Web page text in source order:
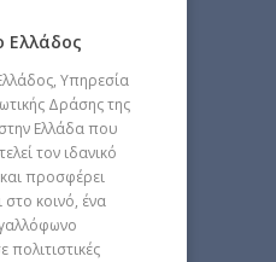
Ελλάδος
Υπηρεσία
Δράσης της
Ελλάδα που
τον ιδανικό
προσφέρει
στο κοινό, ένα